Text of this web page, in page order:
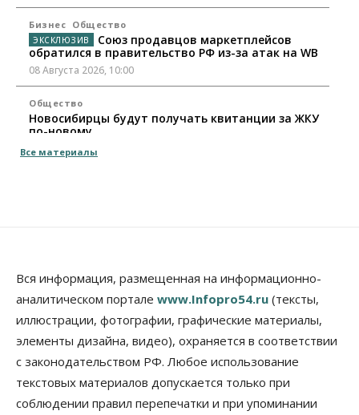
Бизнес Общество
Союз продавцов маркетплейсов
обратился в правительство РФ из-за атак на WB
08 Августа 2026, 10:00
Общество
Новосибирцы будут получать квитанции за ЖКУ
по-новому
08 Августа 2026, 09:00
В Новосибирске прошёл митинг
против нового закона о памятниках
07 Августа 2026, 18:00
Бизнес
В аэропорту Толмачёво завершены работы по
бетонированию рулежных дорожек
07 Августа 2026, 17:00
Все материалы
Вся информация, размещенная на информационно-
аналитическом портале www.Infopro54.ru (тексты,
иллюстрации, фотографии, графические материалы,
элементы дизайна, видео), охраняется в соответствии
с законодательством РФ. Любое использование
текстовых материалов допускается только при
соблюдении правил перепечатки и при упоминании